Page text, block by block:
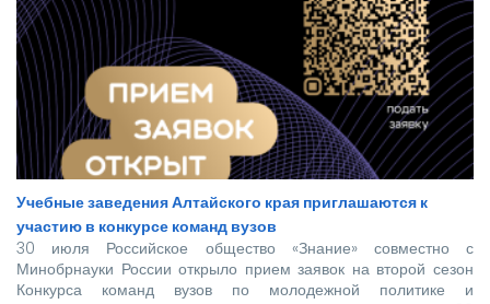
Учебные заведения Алтайского края приглашаются к
участию в конкурсе команд вузов
30 июля Российское общество «Знание» совместно с
Минобрнауки России открыло прием заявок на второй сезон
Конкурса команд вузов по молодежной политике и